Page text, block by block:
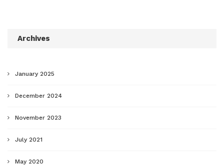
Archives
January 2025
December 2024
November 2023
July 2021
May 2020